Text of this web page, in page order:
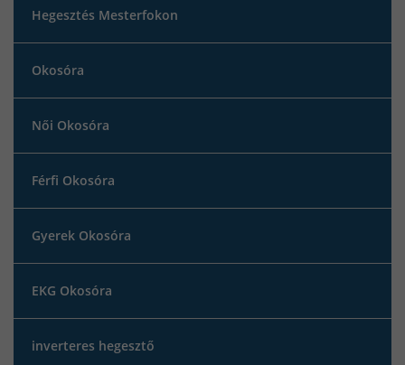
Hegesztés Mesterfokon
Okosóra
Női Okosóra
Férfi Okosóra
Gyerek Okosóra
EKG Okosóra
inverteres hegesztő